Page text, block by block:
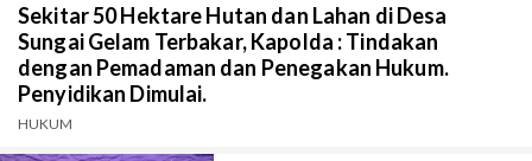
Sekitar 50 Hektare Hutan dan Lahan di Desa
Sungai Gelam Terbakar, Kapolda : Tindakan
dengan Pemadaman dan Penegakan Hukum.
Penyidikan Dimulai.
HUKUM